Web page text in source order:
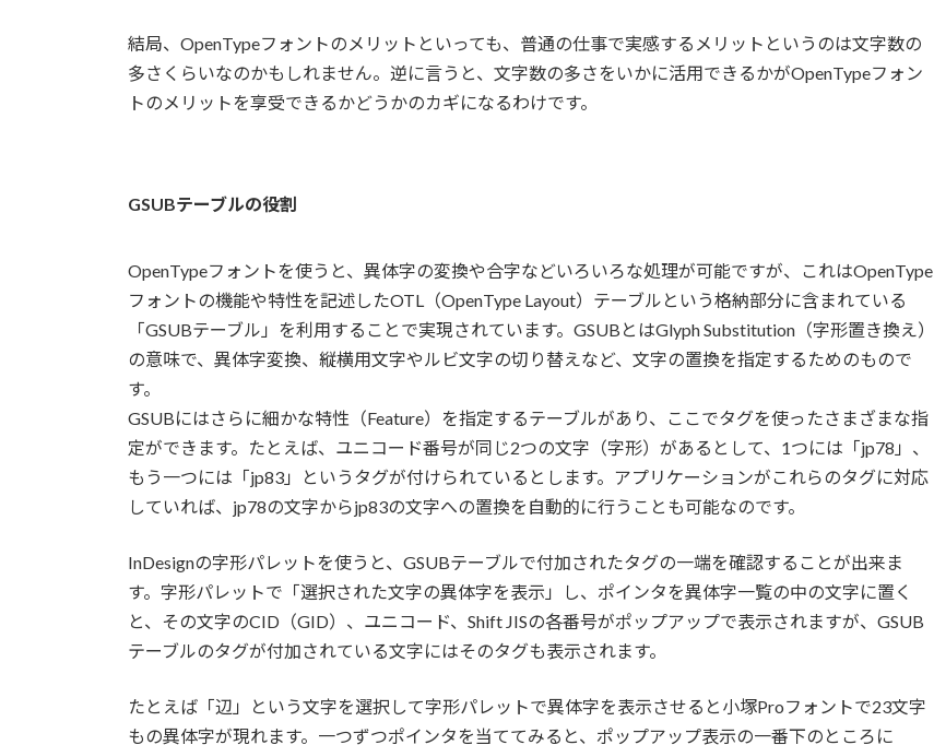
結局、OpenTypeフォントのメリットといっても、普通の仕事で実感するメリットというのは文字数の
多さくらいなのかもしれません。逆に言うと、文字数の多さをいかに活用できるかがOpenTypeフォン
トのメリットを享受できるかどうかのカギになるわけです。
GSUBテーブルの役割
OpenTypeフォントを使うと、異体字の変換や合字などいろいろな処理が可能ですが、これはOpenType
フォントの機能や特性を記述したOTL（OpenType Layout）テーブルという格納部分に含まれている
「GSUBテーブル」を利用することで実現されています。GSUBとはGlyph Substitution（字形置き換え）
の意味で、異体字変換、縦横用文字やルビ文字の切り替えなど、文字の置換を指定するためのもので
す。
GSUBにはさらに細かな特性（Feature）を指定するテーブルがあり、ここでタグを使ったさまざまな指
定ができます。たとえば、ユニコード番号が同じ2つの文字（字形）があるとして、1つには「jp78」、
もう一つには「jp83」というタグが付けられているとします。アプリケーションがこれらのタグに対応
していれば、jp78の文字からjp83の文字への置換を自動的に行うことも可能なのです。
InDesignの字形パレットを使うと、GSUBテーブルで付加されたタグの一端を確認することが出来ま
す。字形パレットで「選択された文字の異体字を表示」し、ポインタを異体字一覧の中の文字に置く
と、その文字のCID（GID）、ユニコード、Shift JISの各番号がポップアップで表示されますが、GSUB
テーブルのタグが付加されている文字にはそのタグも表示されます。
たとえば「辺」という文字を選択して字形パレットで異体字を表示させると小塚Proフォントで23文字
もの異体字が現れます。一つずつポインタを当ててみると、ポップアップ表示の一番下のところに